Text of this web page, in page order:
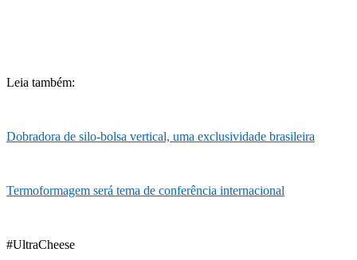
Leia também:
Dobradora de silo-bolsa vertical, uma exclusividade brasileira
Termoformagem será tema de conferência internacional
#UltraCheese